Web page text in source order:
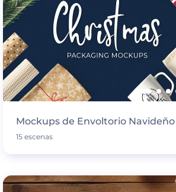
Mockups de Envoltorio Navideño
15 escenas